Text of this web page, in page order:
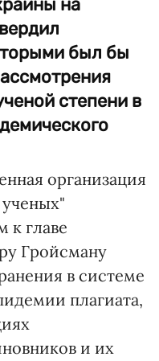
на
был бы
степени в
организация
к главе
Гройсману
в системе
плагиата,
и их